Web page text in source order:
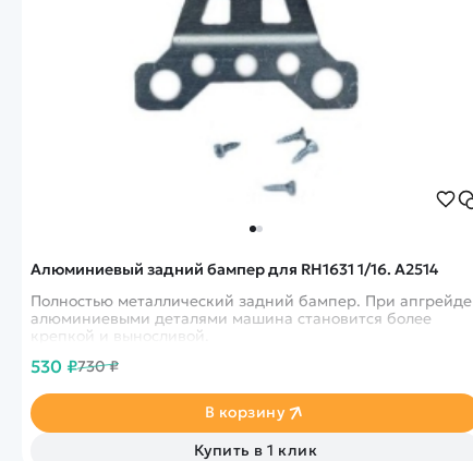
Алюминиевый задний бампер для RH1631 1/16. A2514
Полностью металлический задний бампер. При апгрейде
алюминиевыми деталями машина становится более
крепкой и выносливой.
530 ₽730 ₽
В корзину
Купить в 1 клик